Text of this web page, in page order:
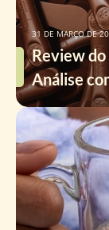
Review do
Análise
[2026]
31 DE MARÇO DE